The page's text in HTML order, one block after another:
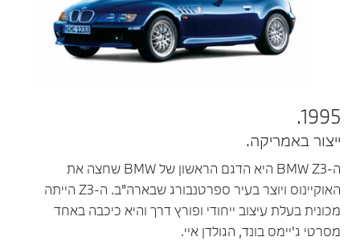
1995.
ייצור באמריקה.
ה-BMW Z3 היא הדגם הראשון של BMW שחצה את
האוקיינוס ויוצר בעיר ספרטנבורג שבארה"ב. ה-Z3 הייתה
מכונית בעלת עיצוב ייחודי ופורץ דרך והיא כיכבה באחד
מסרטי ג'יימס בונד, הגולדן איי.